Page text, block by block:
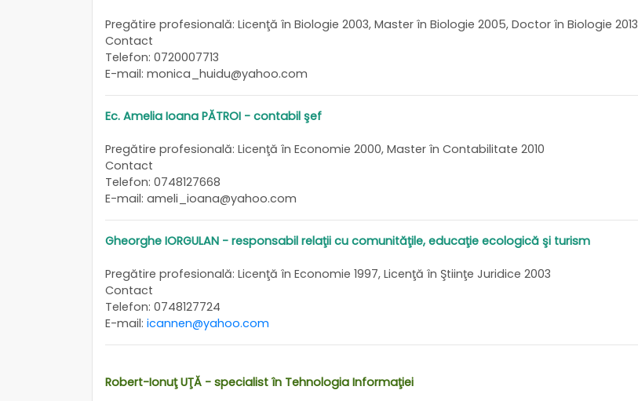
Pregătire profesională: Licenţă în Biologie 2003, Master în Biologie 2005, Doctor în Biologie 2013
Contact
Telefon: 0720007713
E-mail: monica_huidu@yahoo.com
Ec. Amelia Ioana PĂTROI - contabil şef
Pregătire profesională: Licenţă în Economie 2000, Master în Contabilitate 2010
Contact
Telefon: 0748127668
E-mail: ameli_ioana@yahoo.com
Gheorghe IORGULAN - responsabil relaţii cu comunităţile, educaţie ecologică şi turism
Pregătire profesională: Licenţă în Economie 1997, Licenţă în Ştiinţe Juridice 2003
Contact
Telefon: 0748127724
E-mail: icannen@yahoo.com
Robert-Ionuţ UŢĂ - specialist în Tehnologia Informaţiei